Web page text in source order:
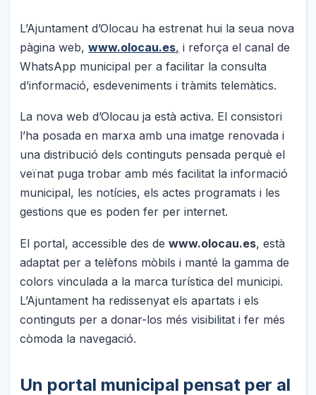
L’Ajuntament d’Olocau ha estrenat hui la seua nova
pàgina web,www.olocau.es, i reforça el canal de
WhatsApp municipal per a facilitar la consulta
d’informació, esdeveniments i tràmits telemàtics.
La nova web d’Olocau ja està activa. El consistori
l’ha posada en marxa amb una imatge renovada i
una distribució dels continguts pensada perquè el
veïnat puga trobar amb més facilitat la informació
municipal, les notícies, els actes programats i les
gestions que es poden fer per internet.
El portal, accessible des dewww.olocau.es, està
adaptat per a telèfons mòbils i manté la gamma de
colors vinculada a la marca turística del municipi.
L’Ajuntament ha redissenyat els apartats i els
continguts per a donar-los més visibilitat i fer més
còmoda la navegació.
Un portal municipal pensat per al